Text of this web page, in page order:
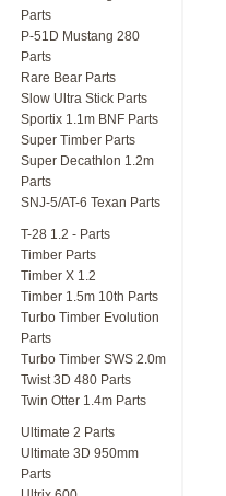
Parts
P-51D Mustang 280
Parts
Rare Bear Parts
Slow Ultra Stick Parts
Sportix 1.1m BNF Parts
Super Timber Parts
Super Decathlon 1.2m
Parts
SNJ-5/AT-6 Texan Parts
T-28 1.2 - Parts
Timber Parts
Timber X 1.2
Timber 1.5m 10th Parts
Turbo Timber Evolution
Parts
Turbo Timber SWS 2.0m
Twist 3D 480 Parts
Twin Otter 1.4m Parts
Ultimate 2 Parts
Ultimate 3D 950mm
Parts